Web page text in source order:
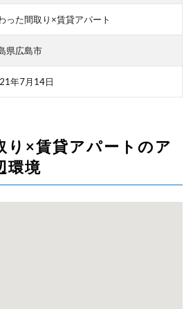
った間取り×賃貸アパート
県広島市
年7月14日
り×賃貸アパートのア
環境